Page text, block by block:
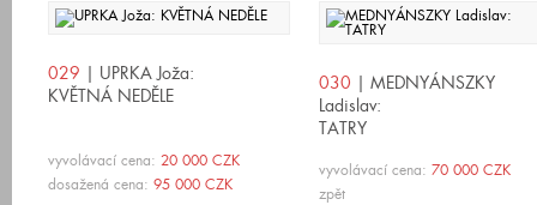
029 | UPRKA Joža:
KVĚTNÁ NEDĚLE
vyvolávací cena: 20 000 CZK
dosažená cena: 95 000 CZK
030 | MEDNYÁNSZKY
Ladislav:
TATRY
vyvolávací cena: 70 000 CZK
zpět